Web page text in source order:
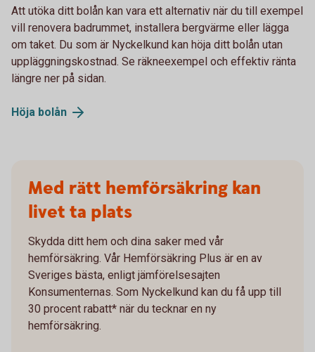
Att utöka ditt bolån kan vara ett alternativ när du till exempel
vill renovera badrummet, installera bergvärme eller lägga
om taket. Du som är Nyckelkund kan höja ditt bolån utan
uppläggningskostnad. Se räkneexempel och effektiv ränta
längre ner på sidan.
Höja bolån
Med rätt hemförsäkring kan
livet ta plats
Skydda ditt hem och dina saker med vår
hemförsäkring. Vår Hemförsäkring Plus är en av
Sveriges bästa, enligt jämförelsesajten
Konsumenternas. Som Nyckelkund kan du få upp till
30 procent rabatt* när du tecknar en ny
hemförsäkring.